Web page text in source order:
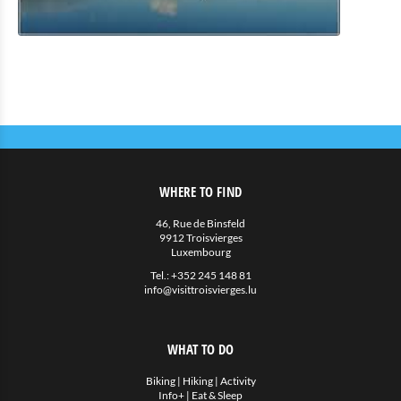
Eat & Sleep
WHERE TO FIND
46, Rue de Binsfeld
9912 Troisvierges
Luxembourg
Tel.:+352 245 148 81
info@visittroisvierges.lu
WHAT TO DO
Biking| Hiking| Activity
Info+ | Eat & Sleep